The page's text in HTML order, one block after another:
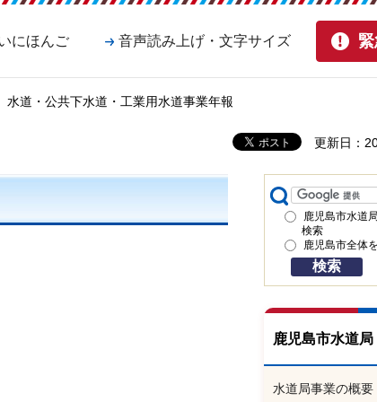
にほんご 音声読み上げ・文字サイズ
道・公共下水道・工業用水道事業年報
更新日：
鹿児島市水道
検索
鹿児島市全体
鹿児島市水道局
水道局事業の概要